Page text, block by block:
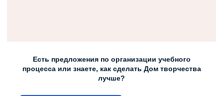
Есть предложения по организации учебного
процесса или знаете, как сделать Дом творчества
лучше?